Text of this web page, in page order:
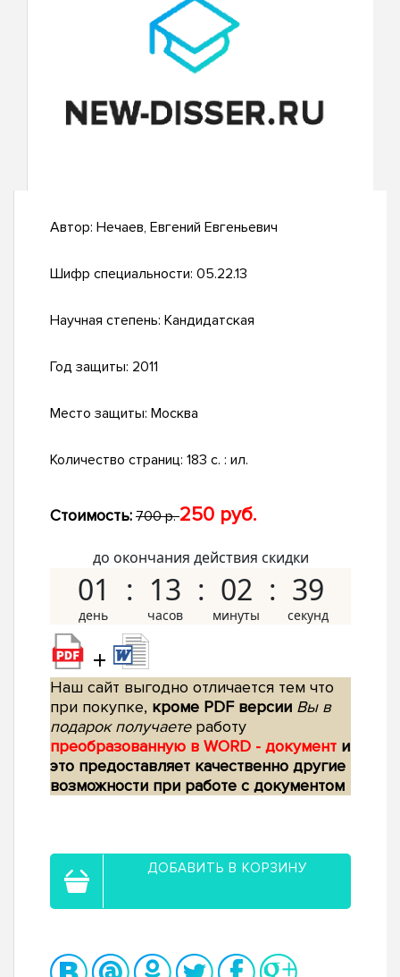
Автор: Нечаев, Евгений Евгеньевич
Шифр специальности: 05.22.13
Научная степень: Кандидатская
Год защиты: 2011
Место защиты: Москва
Количество страниц: 183 с. : ил.
Стоимость: 700 р.250 руб.
до окончания действия скидки
01 13 02 38
+
Наш сайт выгодно отличается тем что
при покупке, кроме PDF версии Вы в
подарок получаетеработу
преобразованную в WORD - документ и
это предоставляет качественно другие
возможности при работе с документом
ДОБАВИТЬ В КОРЗИНУ